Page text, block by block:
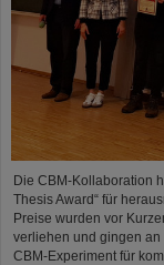
Die CBM-Kollaboration
Thesis Award“ für
Preise wurden vor
verliehen und gingen an
CBM-Experiment für